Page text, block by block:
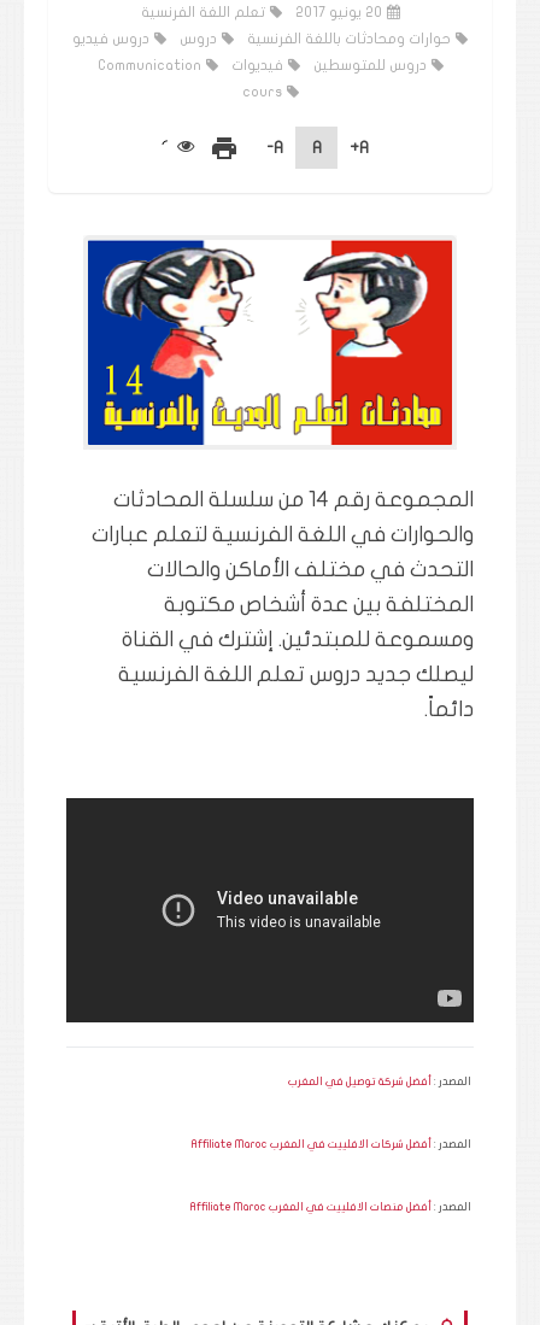
20 يونيو 2017
تعلم اللغة الفرنسية
حوارات ومحادثات باللغة الفرنسية
دروس
دروس فيديو
دروس للمتوسطين
فيديوات
Communication
cours
A+
A
A-
print
المجموعة رقم 14 من سلسلة المحادثات
والحوارات في اللغة الفرنسية لتعلم عبارات
التحدث في مختلف الأماكن والحالات
المختلفة بين عدة أشخاص مكتوبة
ومسموعة للمبتدئين. إشترك في القناة
ليصلك جديد دروس تعلم اللغة الفرنسية
دائماً.
المصدر : أفضل شركة توصيل في المغرب
المصدر : أفضل شركات الافلييت في المغرب Affiliate Maroc
المصدر : أفضل منصات الافلييت في المغرب Affiliate Maroc